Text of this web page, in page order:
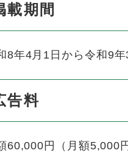
載期間
年4月1日から令和9年
告料
円（月額5,000